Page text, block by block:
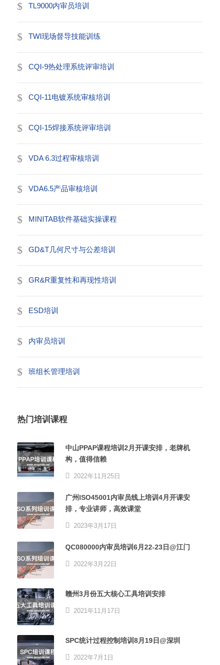
TL9000内审员培训
TWI现场督导技能训练
CQI-9热处理系统评审培训
CQI-11电镀系统审核培训
CQI-15焊接系统评审培训
VDA 6.3过程审核培训
VDA6.5产品审核培训
MINITAB软件基础实操课程
GD&T几何尺寸与公差培训
GR&R重复性和再现性培训
ESD培训
内审员培训
班组长管理培训
热门培训课程
中山PPAP课程培训2月开课安排，老牌机
构，值得信赖
2022年11月25日
广州ISO45001内审员线上培训4月开课安
排，专业讲师，高效课堂
2023年3月17日
QC080000内审员培训6月22-23日@江门
2022年3月22日
赣州3月份五大核心工具培训安排
2021年11月17日
SPC统计过程控制培训8月19日@深圳
2022年7月1日